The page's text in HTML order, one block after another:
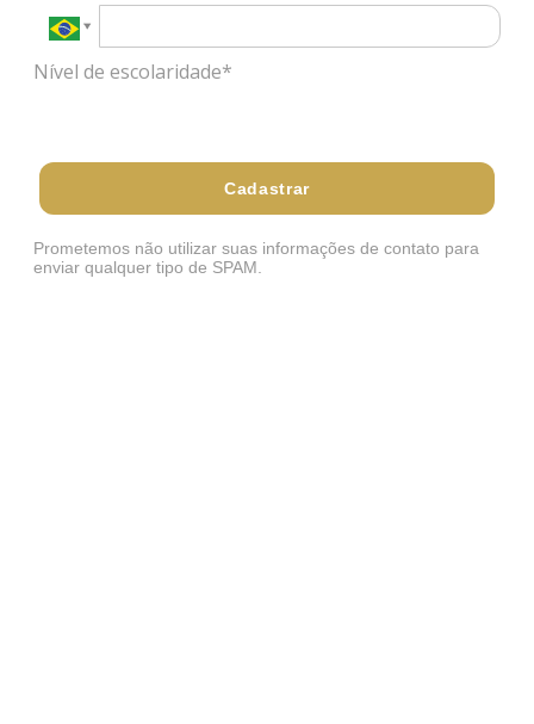
Nível de escolaridade*
Cadastrar
Prometemos não utilizar suas informações de contato para
enviar qualquer tipo de SPAM.